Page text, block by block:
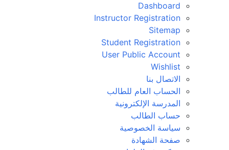
Dashboard
Instructor Registration
Sitemap
Student Registration
User Public Account
Wishlist
الاتصال بنا
الحساب العام للطالب
المدرسة الإلكترونية
حساب الطالب
سياسة الخصوصية
صفحة الشهادة